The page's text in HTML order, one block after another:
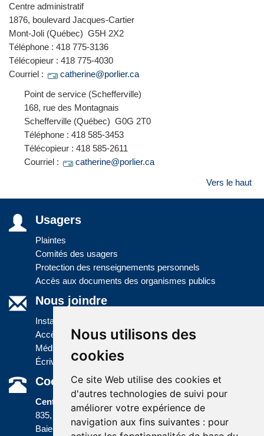
Nous utilisons des
cookies
Ce site Web utilise des cookies et
d'autres technologies de suivi pour
améliorer votre expérience de
navigation aux fins suivantes : pour
Centre administratif
1876, boulevard Jacques-Cartier
Mont-Joli (Québec) G5H 2X2
Téléphone : 418 775-3136
Télécopieur : 418 775-4030
Courriel :
catherine@porlier.ca
Point de service (Schefferville)
168, rue des Montagnais
Schefferville (Québec) G0G 2T0
Téléphone : 418 585-3453
Télécopieur : 418 585-2611
Courriel :
catherine@porlier.ca
Vers le haut
Usagers
Plaintes
Comités des usagers
Protection des renseignements personnels
Accès aux documents des organismes publics
Nous joindre
Installations
Accès à l'information
Médias
Écrivez-nous
Coordonnées
Centre administratif
835, boulevard Jolliet
Baie-Comeau (Québec) G5C 1P5